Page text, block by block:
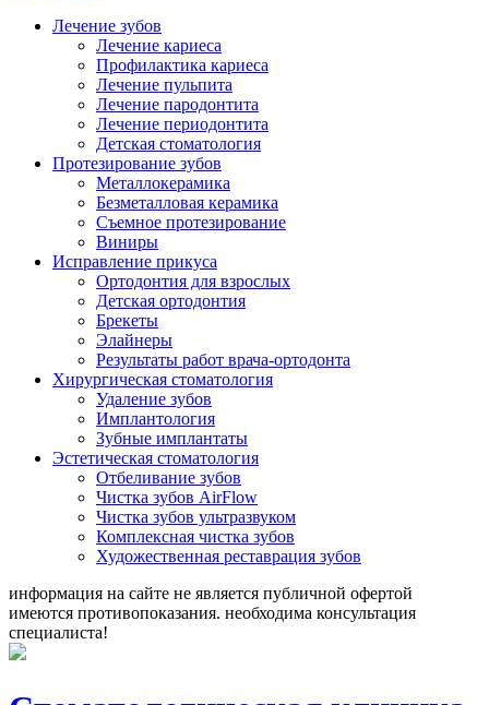
Лечение зубов
Лечение кариеса
Профилактика кариеса
Лечение пульпита
Лечение пародонтита
Лечение периодонтита
Детская стоматология
Протезирование зубов
Металлокерамика
Безметалловая керамика
Съемное протезирование
Виниры
Исправление прикуса
Ортодонтия для взрослых
Детская ортодонтия
Брекеты
Элайнеры
Результаты работ врача-ортодонта
Хирургическая стоматология
Удаление зубов
Имплантология
Зубные имплантаты
Эстетическая стоматология
Отбеливание зубов
Чистка зубов AirFlow
Чистка зубов ультразвуком
Комплексная чистка зубов
Художественная реставрация зубов
информация на сайте не является публичной офертой
имеются противопоказания. необходима консультация
специалиста!